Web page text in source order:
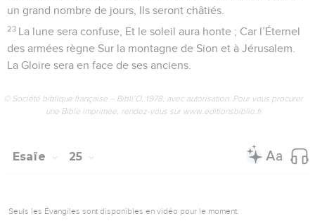
un grand nombre de jours, Ils seront châtiés.
23 La lune sera confuse, Et le soleil aura honte ; Car l’Éternel
des armées règne Sur la montagne de Sion et à Jérusalem.
La Gloire sera en face de ses anciens.
© Société biblique française – Bibli’O, 1978, avec autorisation. Pour vous procurer
une Bible imprimée, rendez-vous sur www.editionsbiblio.fr
Esaïe 25
Seuls les Évangiles sont disponibles en vidéo pour le moment.